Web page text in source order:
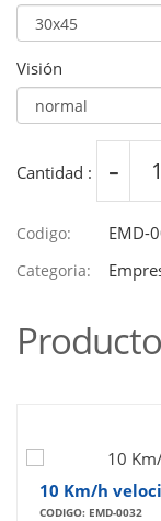
Visión
Cantidad :
Codigo: EMD-
Categoria:
10 Km/h
CODIGO: EMD-0032